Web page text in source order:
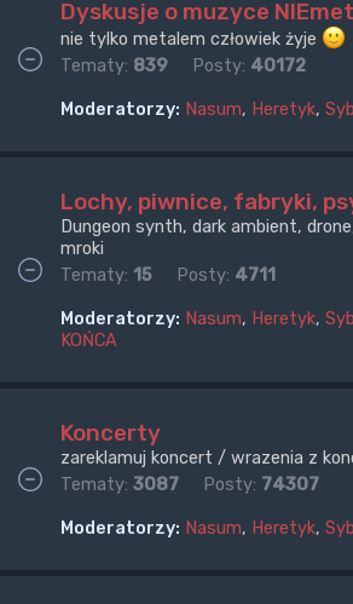
Dyskusje o muzyce
nie tylko metalem człowiek żyje
Tematy: 839 Posty: 40172
Moderatorzy: Nasum, Heretyk,
Lochy, piwnice, fabryki,
Dungeon synth, dark ambient,
mroki
Tematy: 15 Posty: 4711
Moderatorzy: Nasum, Heretyk,
KOŃCA
Koncerty
zareklamuj koncert / wrazenia z
Tematy: 3087 Posty: 74307
Moderatorzy: Nasum, Heretyk,